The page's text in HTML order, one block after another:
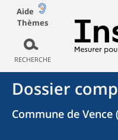
Aide
Thèmes
RECHERCHE
Dossier
Commune de Vence